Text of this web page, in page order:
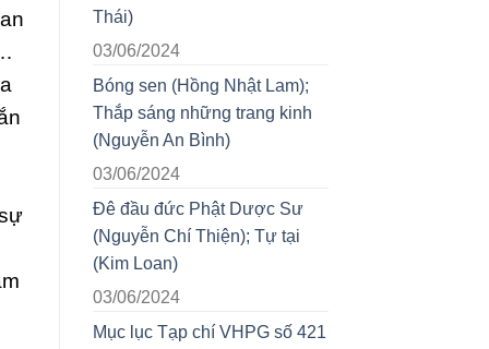
Thái)
03/06/2024
Bóng sen (Hồng Nhật Lam);
Thắp sáng những trang kinh
(Nguyễn An Bình)
03/06/2024
Đê đầu đức Phật Dược Sư
(Nguyễn Chí Thiện); Tự tại
(Kim Loan)
03/06/2024
Mục lục Tạp chí VHPG số 421